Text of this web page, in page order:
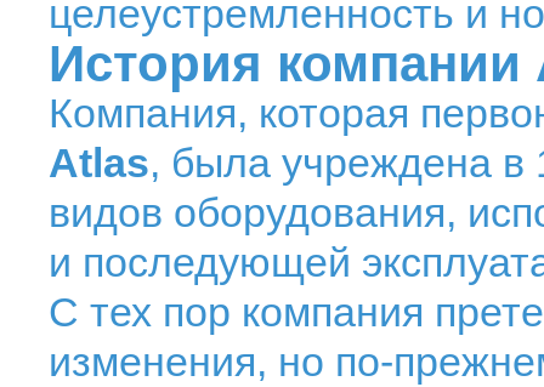
целеустремленность и
История компании
Компания, которая
Atlas, была учреждена в
видов оборудования,
и последующей
С тех пор компания
изменения, но по-